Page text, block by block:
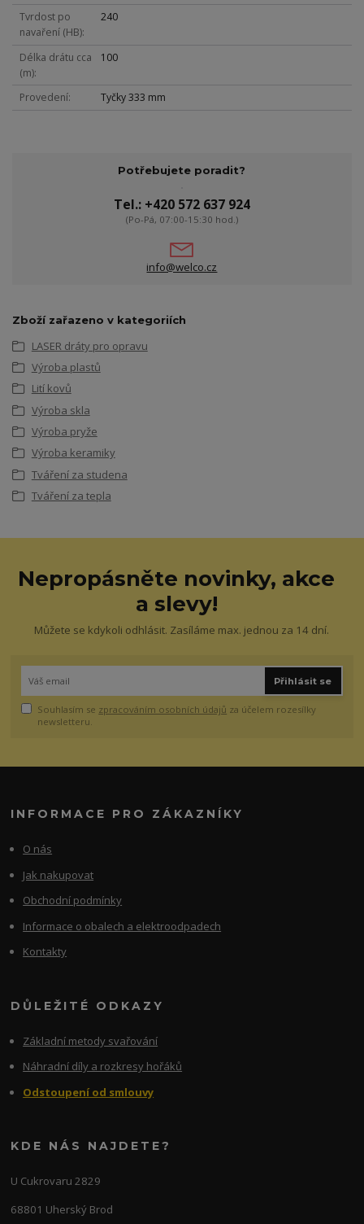
Tvrdost po
navaření (HB)
240
Délka drátu cca
(m)
100
Provedení Tyčky 333 mm
Potřebujete poradit?
Tel.: +420 572 637 924
(Po-Pá, 07:00-15:30 hod.)
info@welco.cz
Zboží zařazeno v kategoriích
LASER dráty pro opravu
Výroba plastů
Lití kovů
Výroba skla
Výroba pryže
Výroba keramiky
Tváření za studena
Tváření za tepla
Nepropásněte novinky, akce
a slevy!
Můžete se kdykoli odhlásit. Zasíláme max. jednou za 14 dní.
Přihlásit se
Souhlasím se zpracováním osobních údajů za účelem rozesílky
newsletteru.
INFORMACE PRO ZÁKAZNÍKY
O nás
Jak nakupovat
Obchodní podmínky
Informace o obalech a elektroodpadech
Kontakty
DŮLEŽITÉ ODKAZY
Základní metody svařování
Náhradní díly a rozkresy hořáků
Odstoupení od smlouvy
KDE NÁS NAJDETE?
U Cukrovaru 2829
68801 Uherský Brod